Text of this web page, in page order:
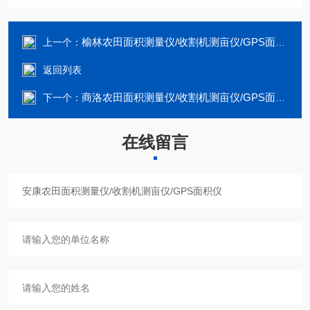
上一个： 榆林农田面积测量仪/收割机测亩仪/GPS面积仪
返回列表
下一个： 商洛农田面积测量仪/收割机测亩仪/GPS面积仪
在线留言